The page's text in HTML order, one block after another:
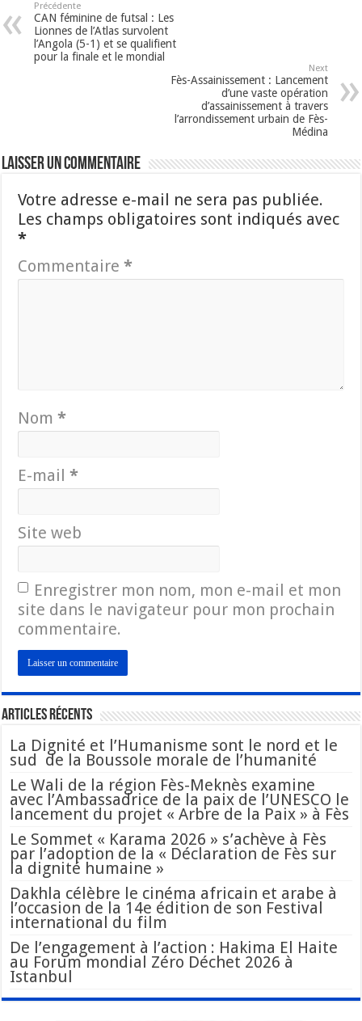
Précédente
CAN féminine de futsal : Les
Lionnes de l’Atlas survolent
l’Angola (5-1) et se qualifient
pour la finale et le mondial
Next
Fès-Assainissement : Lancement
d’une vaste opération
d’assainissement à travers
l’arrondissement urbain de Fès-
Médina
Laisser un commentaire
Votre adresse e-mail ne sera pas publiée.
Les champs obligatoires sont indiqués avec
*
Commentaire*
Nom*
E-mail*
Site web
Enregistrer mon nom, mon e-mail et mon
site dans le navigateur pour mon prochain
commentaire.
Articles Récents
La Dignité et l’Humanisme sont le nord et le
sud de la Boussole morale de l’humanité
Le Wali de la région Fès-Meknès examine
avec l’Ambassadrice de la paix de l’UNESCO le
lancement du projet « Arbre de la Paix » à Fès
Le Sommet « Karama 2026 » s’achève à Fès
par l’adoption de la « Déclaration de Fès sur
la dignité humaine »
Dakhla célèbre le cinéma africain et arabe à
l’occasion de la 14e édition de son Festival
international du film
De l’engagement à l’action : Hakima El Haite
au Forum mondial Zéro Déchet 2026 à
Istanbul